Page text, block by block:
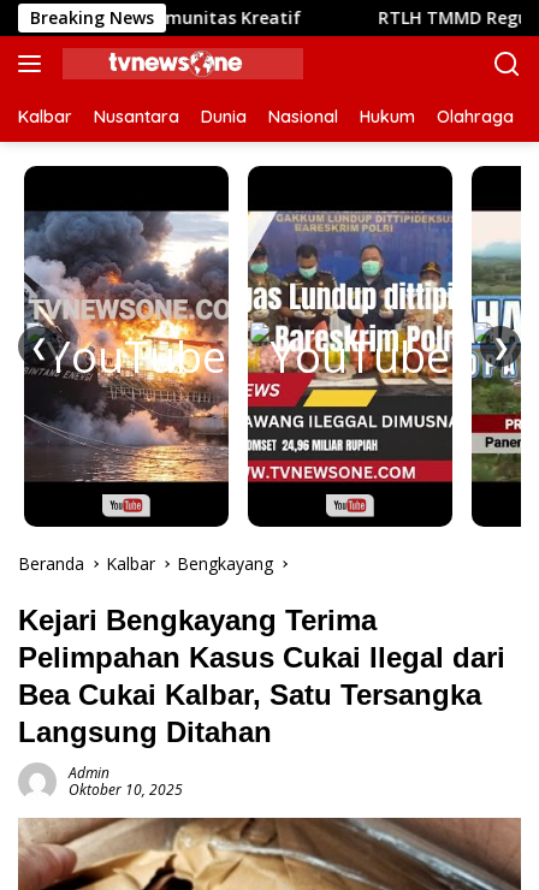
Langsung
ke
konten
Breaking News
Komunitas Kreatif RTLH TMMD Reguler ke-129
Kalbar Nusantara Dunia Nasional Hukum Olahraga
❮ ❯
Beranda Kalbar Bengkayang
Kejari Bengkayang Terima
Pelimpahan Kasus Cukai Ilegal dari
Bea Cukai Kalbar, Satu Tersangka
Langsung Ditahan
Admin
Oktober 10, 2025